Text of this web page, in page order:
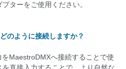
ターをご使用ください。
のように接続しますか？
MaestroDMXへ接続することで使